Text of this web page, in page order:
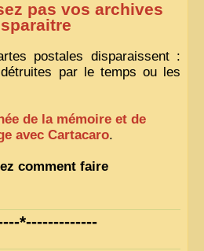
pas vos archives
postales disparaissent :
par le temps ou les
de la mémoire et de
avec Cartacaro.
comment faire
*-------------